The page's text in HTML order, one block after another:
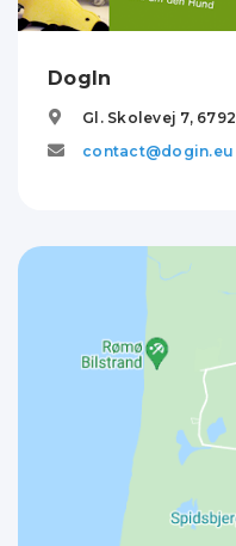
DogIn
Gl. Skolevej 7, 6792
contact@dogin.eu